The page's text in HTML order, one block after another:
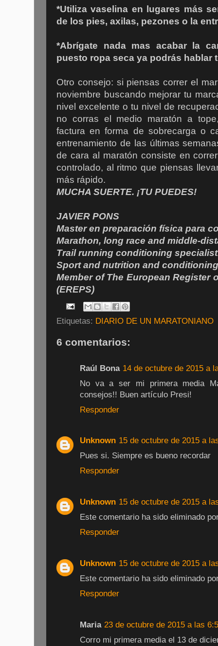
*Utiliza vaselina en lugares más
de los pies, axilas, pezones o la
*Abrígate nada mas acabar la
puesto ropa seca ya podrás hablar
Otro consejo: si piensas correr el
noviembre buscando mejorar tu
nivel excelente o tu nivel de
no corras el medio maratón a
factura en forma de sobrecarga o
entrenamiento de las últimas
de cara al maratón consiste en
controlado, al ritmo que piensas
más rápido.
MUCHA SUERTE. ¡TU PUEDES!
JAVIER PONS
Master en preparación física para
Marathon, long race and middle-
Trail running conditioning
Sport and nutrition and
Member of The European Register
(EREPS)
Etiquetas: DIARIO DE UN MARATONIANO
6 comentarios:
Raúl Bona 14 de octubre de 2015 a
No va a ser mi primera media
consejos!! Buen artículo Presi!
Responder
Unknown 15 de octubre de 2015 a
Pues si. Siempre es bueno recordar
Responder
Unknown 15 de octubre de 2015 a
Este comentario ha sido eliminado
Responder
Unknown 15 de octubre de 2015 a
Este comentario ha sido eliminado
Responder
Maria 23 de octubre de 2015 a las
Corro mi primera media el 13 de